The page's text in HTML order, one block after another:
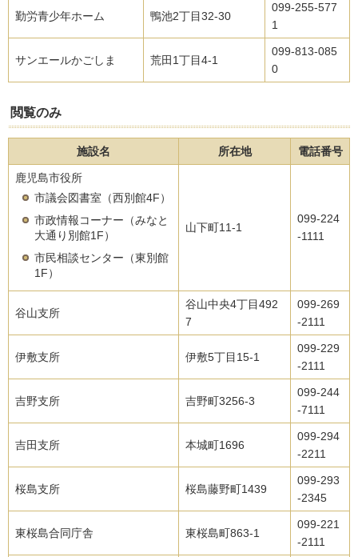
勤労青少年ホーム 鴨池2丁目32-30
099-255-577
1
サンエールかごしま 荒田1丁目4-1
099-813-085
0
閲覧のみ
施設名 所在地 電話番号
鹿児島市役所
市議会図書室（西別館4F）
市政情報コーナー（みなと
大通り別館1F）
市民相談センター（東別館
1F）
山下町11-1
099-224
-1111
谷山支所
谷山中央4丁目492
7
099-269
-2111
伊敷支所 伊敷5丁目15-1
099-229
-2111
吉野支所 吉野町3256-3
099-244
-7111
吉田支所 本城町1696
099-294
-2211
桜島支所 桜島藤野町1439
099-293
-2345
東桜島合同庁舎 東桜島町863-1
099-221
-2111